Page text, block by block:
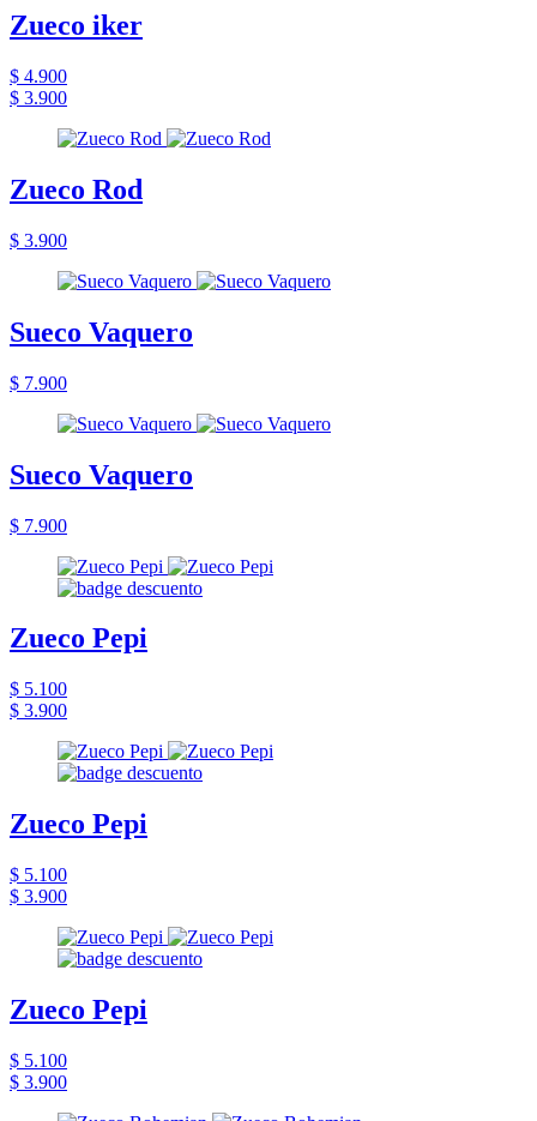
Zueco iker
$ 4.900
$ 3.900
Zueco Rod
$ 3.900
Sueco Vaquero
$ 7.900
Sueco Vaquero
$ 7.900
Zueco Pepi
$ 5.100
$ 3.900
Zueco Pepi
$ 5.100
$ 3.900
Zueco Pepi
$ 5.100
$ 3.900